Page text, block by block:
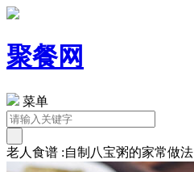
聚餐网
菜单
老人食谱 :自制八宝粥的家常做法